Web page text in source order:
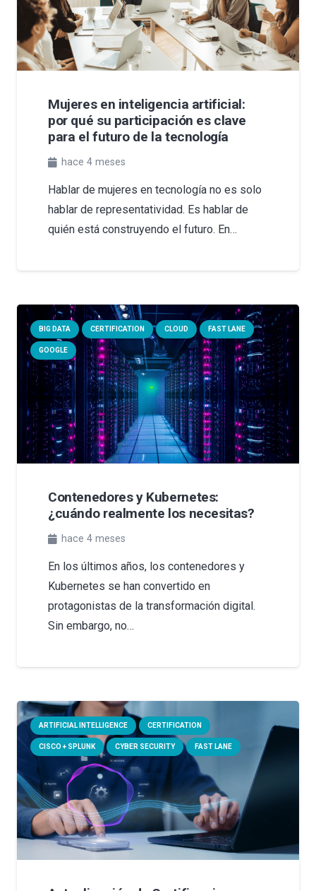
Mujeres en inteligencia artificial:
por qué su participación es clave
para el futuro de la tecnología
hace 4 meses
Hablar de mujeres en tecnología no es solo
hablar de representatividad. Es hablar de
quién está construyendo el futuro. En…
BIG DATA CERTIFICATION CLOUD FAST LANE
GOOGLE
Contenedores y Kubernetes:
¿cuándo realmente los necesitas?
hace 4 meses
En los últimos años, los contenedores y
Kubernetes se han convertido en
protagonistas de la transformación digital.
Sin embargo, no…
ARTIFICIAL INTELLIGENCE CERTIFICATION
CISCO + SPLUNK CYBER SECURITY FAST LANE